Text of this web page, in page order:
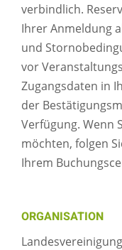
verbindlich.
Ihrer Anmeldung
und
vor
Zugangsdaten in
der
Verfügung. Wenn
möchten, folgen
Ihrem
ORGANISATION